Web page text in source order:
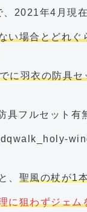
、2021年4月現
い場合とどれ
に羽衣の防具セ
、 聖風の杖が1
に狙わずジェム